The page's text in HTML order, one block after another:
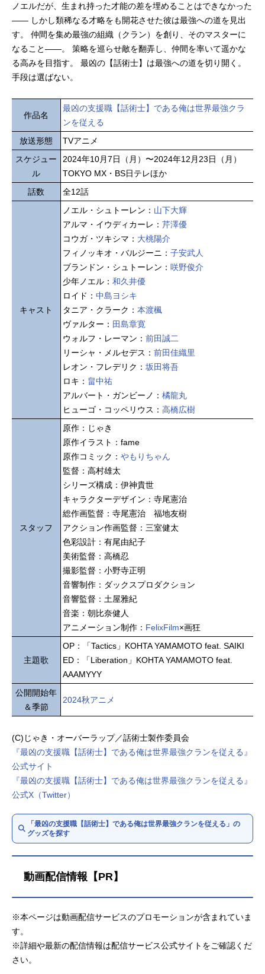
ノエルだが、生まれ持った才能の差を埋めることはできなかった
―― しかし類稀なる才略をも開花させた彼は最強への道を見出
す。 仲間を集め最強の組織（クラン）を創り、そのマスターに
なること――。 策略を巡らせ敵を翻弄し、仲間を率いて遥かな
る高みを目指す。 最凶の【話術士】は最強への道を切り開く。
手段は選ばない。
作品名
最凶の支援職【話術士】である俺は世界最強クラ
ンを従える
放送形態
TVアニメ
スケジュー
ル
2024年10月7日（月）〜2024年12月23日（月）
TOKYO MX・BS日テレほか
話数
全12話
キャスト
ノエル・シュトーレン： 山下大輝
アルマ・イウディカーレ： 芹澤優
コウガ・ツキシマ： 大桃陽介
フィノッキオ・バルジーニ： 子安武人
ブランドン・シュトーレン： 咲野俊介
少年ノエル： 和久井優
ロイド： 中島ヨシキ
タニア・クラーク： 本渡楓
ヴァルター： 田島章寛
ウォルフ・レーマン： 前田誠二
リーシャ・メルセデス： 前田佳織里
レオン・フレデリク： 坂田将吾
ロキ： 畠中祐
アルバート・ガンビーノ： 橘龍丸
ヒューゴ・コッペリウス： 高橋広樹
スタッフ
原作：じゃき
原作イラスト：fame
原作コミック： やもりちゃん
監督：高村雄太
シリーズ構成：伊神貴世
キャラクターデザイン：寺尾憲治
総作画監督：寺尾憲治 福地友樹
アクション作画監督：三室健太
色彩設計：有尾由紀子
美術監督：高橋忍
撮影監督：小野寺正明
音響制作：ダックスプロダクション
音響監督：土屋雅紀
音楽：朝比奈健人
アニメーション制作： FelixFilm×画狂
主題歌
OP：「Tactics」KOHTA YAMAMOTO feat. SAIKI
ED：「Liberation」KOHTA YAMAMOTO feat.
AAAMYYY
公開開始年
＆季節
2024秋アニメ
(C)じゃき・オーバーラップ／話術士製作委員会
『最凶の支援職【話術士】である俺は世界最強クランを従える』
公式サイト
『最凶の支援職【話術士】である俺は世界最強クランを従える』
公式X（Twitter）
「最凶の支援職【話術士】である俺は世界最強クランを従える」の
グッズを探す
動画配信情報【PR】
※本ページは動画配信サービスのプロモーションが含まれていま
す。
※詳細や最新の配信情報は配信サービス公式サイトをご確認くだ
さい。